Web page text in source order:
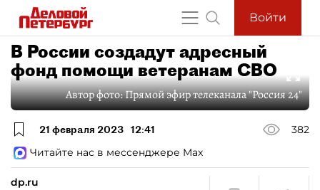
Войти
В России создадут адресный
фонд помощи ветеранам СВО
Автор фото:Прямой эфир телеканала "Россия 24"
21 февраля 2023 12:41
382
Читайте нас в мессенджере Max
dp.ru